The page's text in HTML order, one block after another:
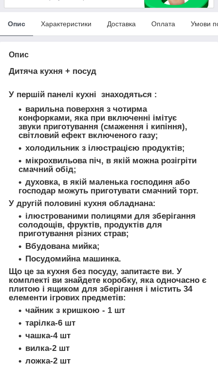
Опис Характеристики Доставка Оплата Умови
Опис
Дитяча кухня + посуд
У першій панелі кухні знаходяться :
варильна поверхня з чотирма
конфорками, яка при включенні імітує
звуки приготування (смаження і кипіння),
світловий ефект включеного газу;
холодильник з ілюстрацією продуктів;
мікрохвильова піч, в якій можна розігріти
смачний обід;
духовка, в якій маленька господиня або
господар можуть приготувати смачний торт.
У другій половині кухня обладнана:
ілюстрованими полицями для зберігання
солодощів, фруктів, продуктів для
приготування різних страв;
Вбудована мийка;
Посудомийна машинка.
Що це за кухня без посуду, запитаєте ви. У
комплекті ви знайдете коробку, яка одночасно є
плитою і ящиком для зберігання і містить 34
елементи ігрових предметів:
чайник з кришкою - 1 шт
тарілка-6 шт
чашка-4 шт
вилка-2 шт
ложка-2 шт